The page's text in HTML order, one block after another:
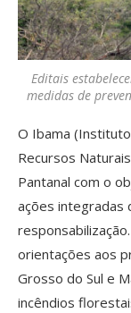
Editais
medidas de
O Ibama
Recursos
Pantanal com o
ações integradas
orientações aos
Grosso do Sul e
incêndios